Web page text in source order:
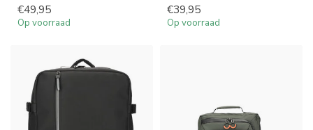
€49,95
Op voorraad
€39,95
Op voorraad